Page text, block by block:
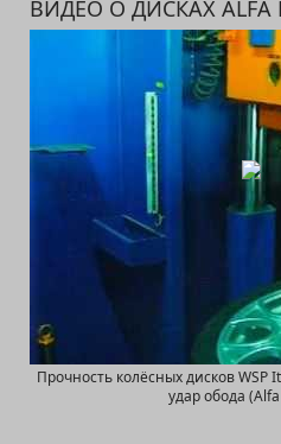
W237
ВИДЕО О ДИСКАХ ALFA
Прочность колёсных дисков WSP
удар обода